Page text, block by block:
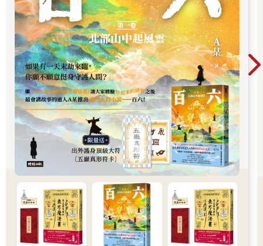
的觀念。舉例而言，他們認為《吠陀》是在當今這一個劫形成的
時候所得到的天啟智慧。當今這一個劫，是在距今19億7294萬9
千多年以前開始的。但是，這同一個《吠陀》，在前面一個劫，
再前面的一個劫，所有之前的過去劫，都曾經過天啟而有。而在
下一個劫，再下一個劫，所有下一個的未來劫，都也會再度得到
天啟而有。
從無窮盡到無窮盡，在那些劫的循環之中，每一次的世界形成之
初，這些經典就會經由天啟，透過某位同名或異名的「瑞悉」將
它流傳出來。所以，在我們當前這個已經有19億7294萬9千多年
的劫之中，在這樣的時間跨度裡，多個十萬年、少個十萬年，是
很普通的事，也就根本不可能確定帕坦迦利、威亞薩究竟是哪個
年代的人。不幸的是，如今大多數的印度學者全盤接受了西方的
史觀來紀年，把整個時間體系壓縮為區區數千年，實在令人感到
頹喪。在如今主流學術界的影響下，我們只好將自己已經有二十
億年文明的那股自豪感給嚥下去，心不由衷地說，也許，嗯，也
許帕坦迦利和威亞薩是在2500年前寫下了這些典籍。
我們提到「瑞悉」這個名詞（譯按，古代佛經中也譯為「仙